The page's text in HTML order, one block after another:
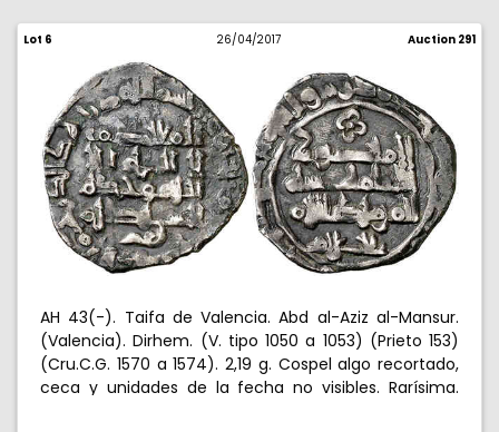
Lot 6 26/04/2017 Auction 291
AH 43(-). Taifa de Valencia. Abd al-Aziz al-Mansur.
(Valencia). Dirhem. (V. tipo 1050 a 1053) (Prieto 153)
(Cru.C.G. 1570 a 1574). 2,19 g. Cospel algo recortado,
ceca y unidades de la fecha no visibles. Rarísima.